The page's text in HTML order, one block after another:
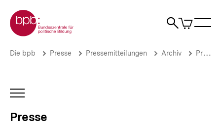
zum
Seiteninhalt
springen
Zur Startseite der bpb
Suche
Artikel
im
Mit
ins
Kino
Presse
Brotkrümelnavigation
Pfadnavigation
Die bpb Presse Pressemitteilungen Archiv Pressemitteilungen 2006
INHALTSNAVIGATION
Presse